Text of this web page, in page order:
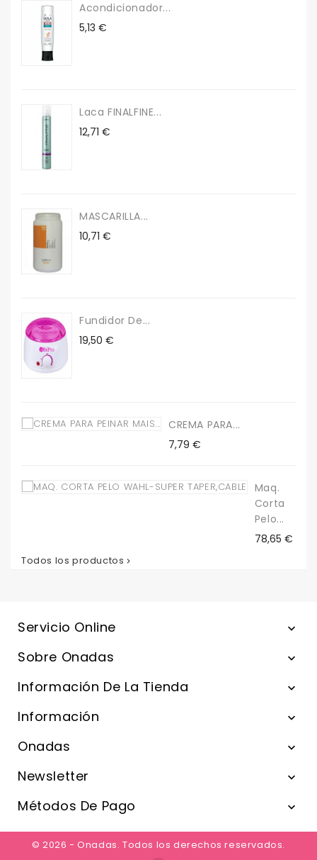
Acondicionador...
Precio
5,13 €
Laca FINALFINE...
Precio
12,71 €
MASCARILLA...
Precio
10,71 €
Fundidor De...
Precio
19,50 €
CREMA PARA...
Precio
7,79 €
Maq.
Corta
Pelo...
Precio
78,65 €
Todos los productos 
Servicio Online 
Sobre Onadas 
Información De La Tienda 
Información 
Onadas 
Newsletter 
Métodos De Pago 
© 2026 - Onadas. Todos los derechos reservados.